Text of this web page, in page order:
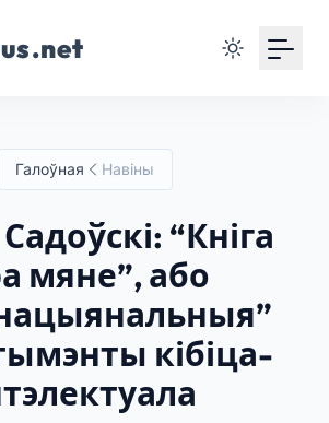
Галоўная Навіны
“Кніга
мяне”, або
кібіца-